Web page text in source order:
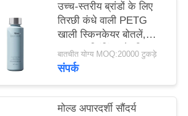
उच्च-स्तरीय ब्रांडों के लिए
तिरछी कंधे वाली PETG
खाली स्किनकेयर बोतलें,
CMYK प्रिंटिंग और ट्रिपल
सील संरचना के साथ,
बातचीत योग्य MOQ:20000 टुकड़े
संपर्क
मोल्ड अपारदर्शी सौंदर्य